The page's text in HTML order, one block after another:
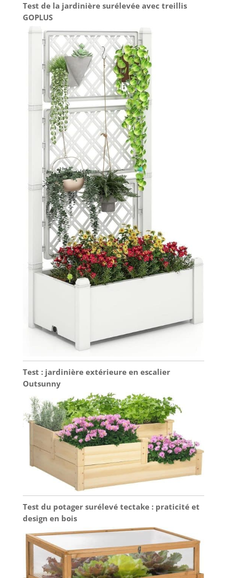
Test de la jardinière surélevée avec treillis
GOPLUS
Test : jardinière extérieure en escalier
Outsunny
Test du potager surélevé tectake : praticité et
design en bois